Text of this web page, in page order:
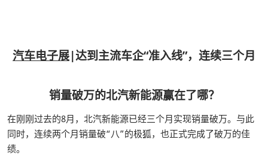
汽车电子展|达到主流车企“准入线”，连续三个月
销量破万的北汽新能源赢在了哪？
在刚刚过去的8月，北汽新能源已经三个月实现销量破万。与此
同时，连续两个月销量破“八”的极狐，也正式完成了破万的佳
绩。